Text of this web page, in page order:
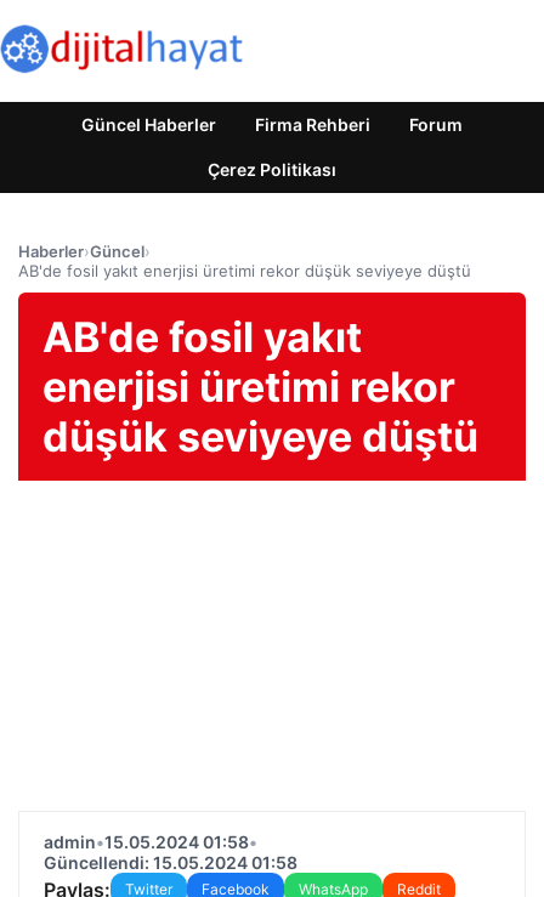
Güncel Haberler Firma Rehberi Forum
Çerez Politikası
Haberler›Güncel›
AB'de fosil yakıt enerjisi üretimi rekor düşük seviyeye düştü
AB'de fosil yakıt
enerjisi üretimi rekor
düşük seviyeye düştü
admin•15.05.2024 01:58•
Güncellendi: 15.05.2024 01:58
Paylaş: Twitter Facebook WhatsApp
Reddit